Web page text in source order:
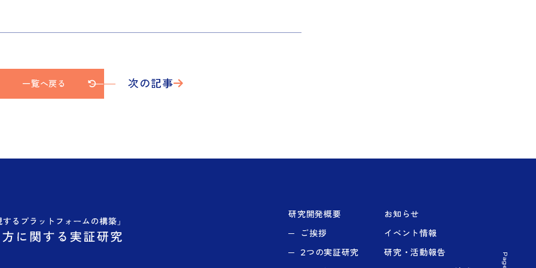
一覧へ戻る 次の記事
研究開発概要
ご挨拶
2つの実証研究
お知らせ
イベント情報
研究・活動報告